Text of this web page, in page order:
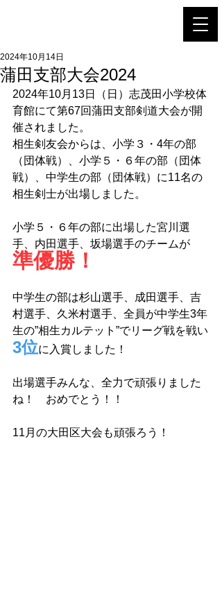
蒲田支部大会2024
2024年10月14日
2024年10月13日（日）志茂田小学校体
育館にて第67回蒲田支部剣道大会が開
催されました。
相生剣友会からは、小学３・4年の部
（団体戦）、小学５・６年の部（団体
戦）、中学生の部（団体戦）に11名の
相生剣士が出場しました。
小学５・６年の部に出場した宮川選
手、内田選手、坂場選手のチームが
準優勝！
中学生の部は杉山選手、成田選手、吉
村選手、久米村選手、全員が中学生3年
生の”相生カルテット”でリーグ戦を戦い
3位に入賞しました！
出場選手みんな、全力で頑張りました
ね！　おめでとう！！
11月の大田区大会も頑張ろう！